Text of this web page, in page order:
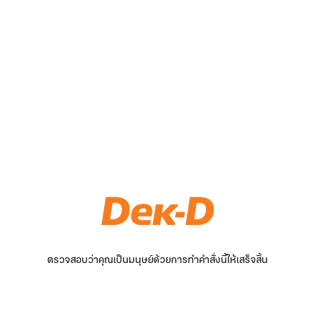
ตรวจสอบว่าคุณเป็นมนุษย์ด้วยการทำคำสั่งนี้ให้เสร็จสิ้น